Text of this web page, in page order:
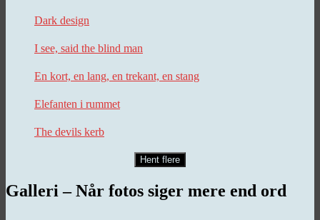
Dark design
I see, said the blind man
En kort, en lang, en trekant, en stang
Elefanten i rummet
The devils kerb
Hent flere
Galleri – Når fotos siger mere end ord